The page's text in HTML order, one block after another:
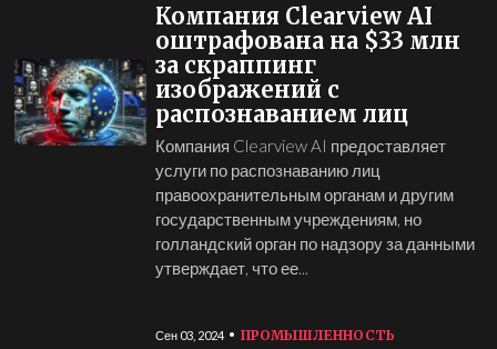
Компания Clearview AI
оштрафована на $33 млн
за скраппинг
изображений с
распознаванием лиц
Компания Clearview AI предоставляет
услуги по распознаванию лиц
правоохранительным органам и другим
государственным учреждениям, но
голландский орган по надзору за данными
утверждает, что ее...
Сен 03, 2024 ПРОМЫШЛЕННОСТЬ